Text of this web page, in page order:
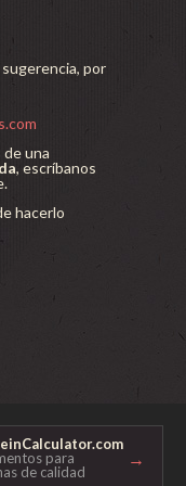
por
una
, escríbanos
hacerlo
para
de calidad
→